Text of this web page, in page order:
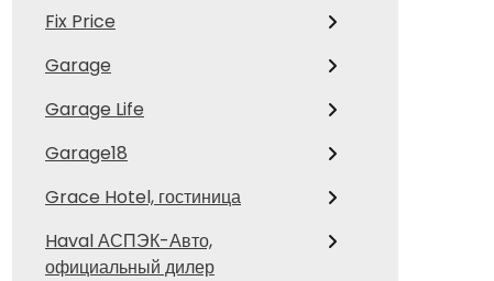
Fix Price
Garage
Garage Life
Garage18
Grace Hotel, гостиница
Haval АСПЭК-Авто,
официальный дилер